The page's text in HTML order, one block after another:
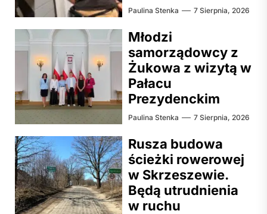
Paulina Stenka 7 Sierpnia, 2026
Młodzi
samorządowcy z
Żukowa z wizytą w
Pałacu
Prezydenckim
Paulina Stenka 7 Sierpnia, 2026
Rusza budowa
ścieżki rowerowej
w Skrzeszewie.
Będą utrudnienia
w ruchu